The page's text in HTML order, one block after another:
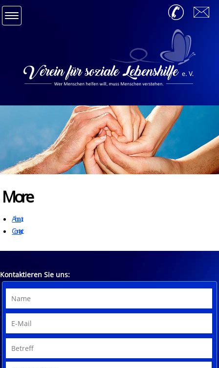
036481 844583
info@soziale-lebenshilfe.de
Navigation
Startseite
Leistungen
Impressum
Datenschutz
More
About
Contact
Kontaktieren Sie uns: